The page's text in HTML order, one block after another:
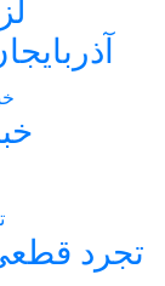
تجرد